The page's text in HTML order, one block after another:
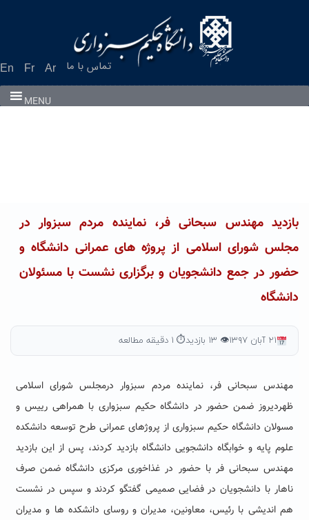
En Fr Ar تماس با ما
MENU
بازدید مهندس سبحانی فر، نماینده مردم سبزوار در
مجلس شورای اسلامی از پروژه های عمرانی دانشگاه و
حضور در جمع دانشجویان و برگزاری نشست با مسئولان
دانشگاه
۲۱ آبان ۱۳۹۷ 👁 ۱۳ بازدید ⏱ ۱ دقیقه مطالعه
مهندس سبحانی فر، نماینده مردم سبزوار درمجلس شورای اسلامی
ظهردیروز ضمن حضور در دانشگاه حکیم سبزواری با همراهی رییس و
مسولان دانشگاه حکیم سبزواری از پروژهای عمرانی طرح توسعه دانشکده
علوم پایه و خوابگاه دانشجویی دانشگاه بازدید کردند، پس از این بازدید
مهندس سبحانی فر با حضور در غذاخوری مرکزی دانشگاه ضمن صرف
ناهار با دانشجویان در فضایی صمیمی گفتگو کردند و سپس در نشست
هم اندیشی با رئیس، معاونین، مدیران و روسای دانشکده ها و مدیران